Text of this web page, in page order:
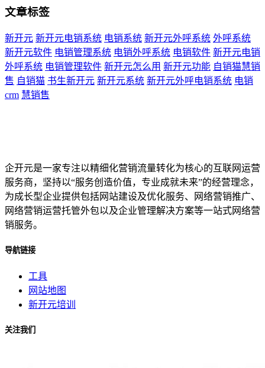
文章标签
新开元 新开元电销系统 电销系统 新开元外呼系统 外呼系统
新开元软件 电销管理系统 电销外呼系统 电销软件 新开元电销
外呼系统 电销管理软件 新开元怎么用 新开元功能 自销猫慧销
售 自销猫 书生新开元 新开元系统 新开元外呼电销系统 电销
crm 慧销售
企开元是一家专注以精细化营销流量转化为核心的互联网运营
服务商，坚持以“服务创造价值，专业成就未来”的经营理念，
为成长型企业提供包括网站建设及优化服务、网络营销推广、
网络营销运营托管外包以及企业管理解决方案等一站式网络营
销服务。
导航链接
工具
网站地图
新开元培训
关注我们